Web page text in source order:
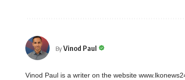
ByVinod Paul
Vinod Paul is a writer on the website